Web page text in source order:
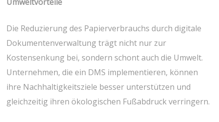
Umweltvorteile
Die Reduzierung des Papierverbrauchs durch digitale
Dokumentenverwaltung trägt nicht nur zur
Kostensenkung bei, sondern schont auch die Umwelt.
Unternehmen, die ein DMS implementieren, können
ihre Nachhaltigkeitsziele besser unterstützen und
gleichzeitig ihren ökologischen Fußabdruck verringern.